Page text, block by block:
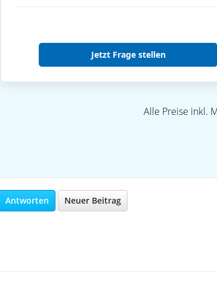
Jetzt Frage stellen
Alle Preise inkl.
Antworten Neuer Beitrag